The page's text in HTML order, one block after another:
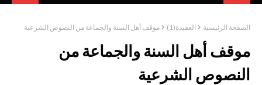
الصفحة الرئيسية العقيدة(1) موقف أهل السنة والجماعة من النصوص الشرعية
موقف أهل السنة والجماعة من
النصوص الشرعية